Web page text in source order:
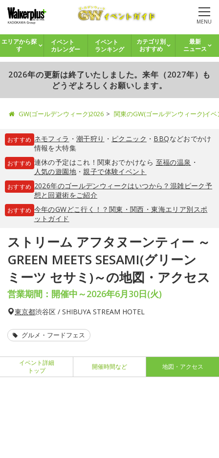
MENU
エリアから探
す
イベント
カレンダー
イベント
ランキング
カテゴリ別
おすすめ
最新
ニュース
2026年の更新は終了いたしました。来年（2027年）も
どうぞよろしくお願いします。
GW(ゴールデンウィーク)2026 関東のGW(ゴールデンウィーク)イ
おすすめ ネモフィラ ・ 潮干狩り ・ ピクニック ・ BBQなどおでかけ
情報を大特集
おすすめ 連休の予定はこれ！関東おでかけなら 至福の温泉 ・
人気の遊園地・親子で体験イベント
おすすめ 2026年のゴールデンウィークはいつから？混雑ピーク予
想と回避術をご紹介
おすすめ 今年のGWどこ行く！？関東・関西・東海エリア別スポ
ットガイド
ストリーム アフタヌーンティー ～
GREEN MEETS SESAMI(グリーン
ミーツ セサミ)～の地図・アクセス
営業期間：開催中～2026年6月30日(火)
東京都渋谷区 / SHIBUYA STREAM HOTEL
グルメ・フードフェス
イベント詳細
トップ
開催時間など 地図・アクセス